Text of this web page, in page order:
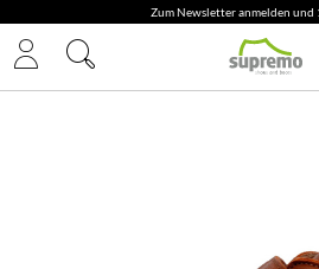
Zum Newsletter anmelden und